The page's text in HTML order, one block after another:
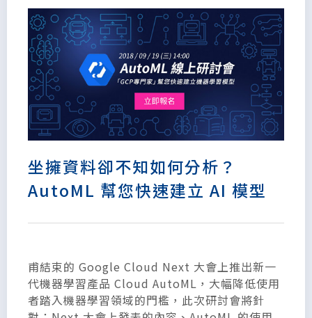
坐擁資料卻不知如何分析？
AutoML 幫您快速建立 AI 模型
甫結束的 Google Cloud Next 大會上推出新一
代機器學習產品 Cloud AutoML，大幅降低使用
者踏入機器學習領域的門檻，此次研討會將針